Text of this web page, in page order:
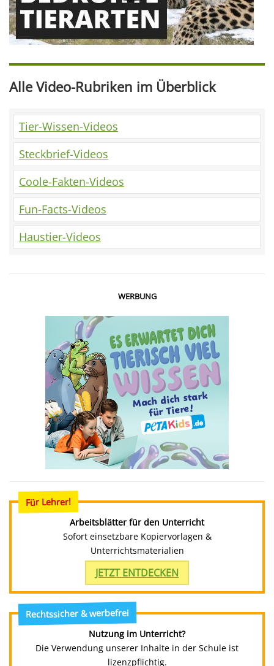
Alle Video-Rubriken im Überblick
Tier-Wissen-Videos
Steckbrief-Videos
Coole-Fakten-Videos
Fun-Facts-Videos
Haustier-Videos
WERBUNG
Für Lehrer!
Arbeitsblätter für den Unterricht
Sofort einsetzbare Kopiervorlagen &
Unterrichtsmaterialien
JETZT ENTDECKEN
Rechtssicher & werbefrei
Nutzung im Unterricht?
Die Verwendung unserer Inhalte in der Schule ist
lizenzpflichtig.